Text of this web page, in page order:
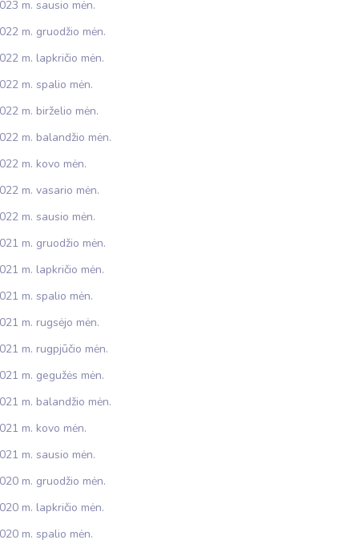
m. sausio mėn.
m. gruodžio mėn.
m. lapkričio mėn.
m. spalio mėn.
m. birželio mėn.
m. balandžio mėn.
m. kovo mėn.
m. vasario mėn.
m. sausio mėn.
m. gruodžio mėn.
m. lapkričio mėn.
m. spalio mėn.
m. rugsėjo mėn.
m. rugpjūčio mėn.
m. gegužės mėn.
m. balandžio mėn.
m. kovo mėn.
m. sausio mėn.
m. gruodžio mėn.
m. lapkričio mėn.
m. spalio mėn.